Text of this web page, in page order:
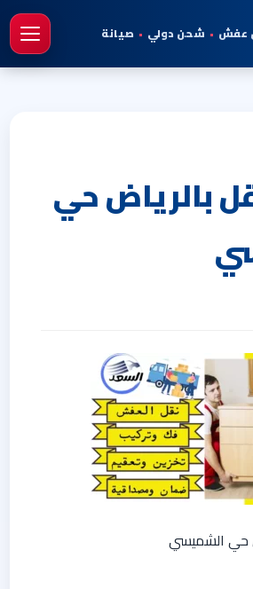
عفش • شحن دولي • صيانة
بالرياض حي
حي الشميسي